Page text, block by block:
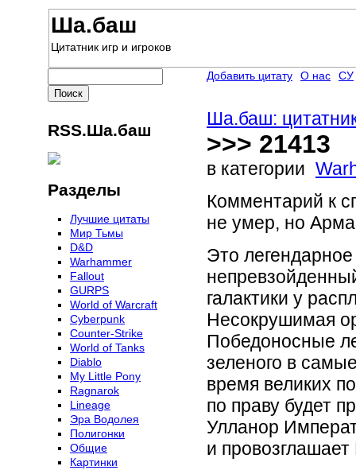
Ша.баш
Цитатник игр и игроков
Ша.баш:
>>> 21413
в категории
Комментарий к
не умер, но
Это
галактики у
Несокрушимая
Победоносные
зеленого в
время великих
по праву будет
Улланор
и
Добавить цитату О нас СУ
RSS.Ша.баш
Разделы
Лучшие цитаты
Мир Тьмы
D&D
Warhammer
Fallout
GURPS
World of Warcraft
Сyberpunk
Counter-Strike
World of Tanks
Diablo
My Little Pony
Ragnarok
Lineage
Эра Водолея
Полигонки
Общие
Картинки